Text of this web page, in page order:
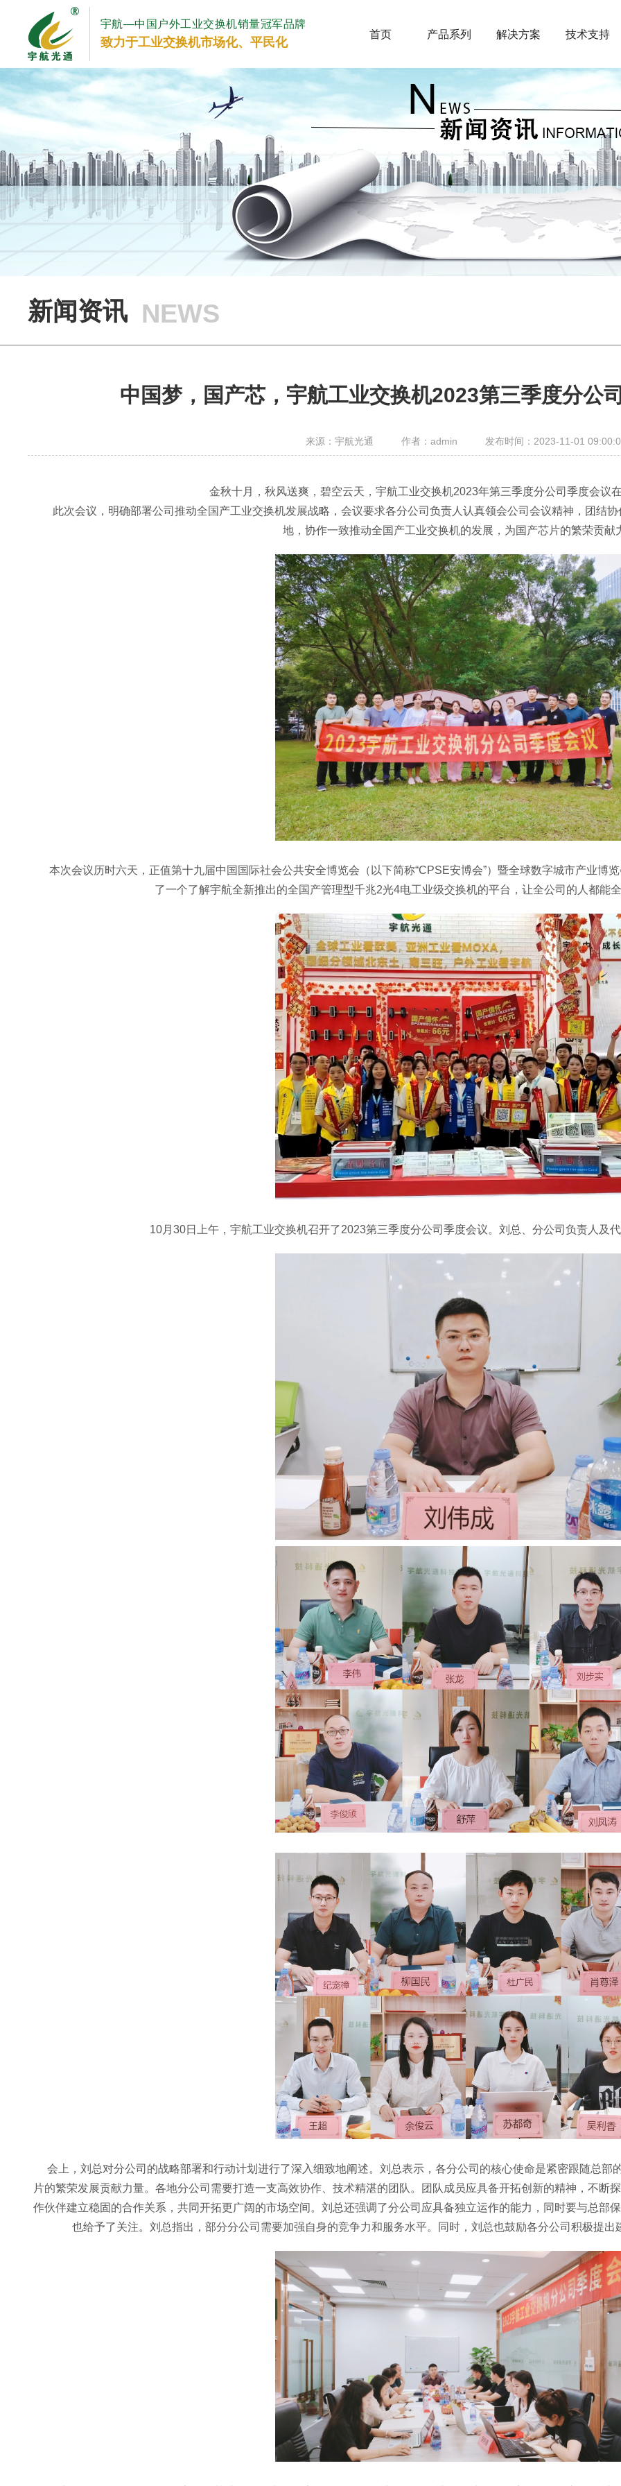
宇航—中国户外工业交换机销量冠军品牌
致力于工业交换机市场化、平民化
首页 产品系列 解决方案 技术支持
新闻资讯 NEWS
中国梦，国产芯，宇航工业交换机2023第三季度分公
来源：宇航光通 作者：admin 发布时间：2023-11-01
金秋十月，秋风送爽，碧空云天，宇航工业交换机2023年第三季度分公司季度会议
此次会议，明确部署公司推动全国产工业交换机发展战略，会议要求各分公司负责人认真领会公司会议精神，团结
地，协作一致推动全国产工业交换机的发展，为国产芯片的繁荣贡献
本次会议历时六天，正值第十九届中国国际社会公共安全博览会（以下简称“CPSE安博会”）暨全球数字城市产业博
了一个了解宇航全新推出的全国产管理型千兆2光4电工业级交换机的平台，让全公司的人都能
10月30日上午，宇航工业交换机召开了2023第三季度分公司季度会议。刘总、分公司负责人及
会上，刘总对分公司的战略部署和行动计划进行了深入细致地阐述。刘总表示，各分公司的核心使命是紧密跟随总部
片的繁荣发展贡献力量。各地分公司需要打造一支高效协作、技术精湛的团队。团队成员应具备开拓创新的精神，不断
作伙伴建立稳固的合作关系，共同开拓更广阔的市场空间。刘总还强调了分公司应具备独立运作的能力，同时要与总部
也给予了关注。刘总指出，部分分公司需要加强自身的竞争力和服务水平。同时，刘总也鼓励各分公司积极提